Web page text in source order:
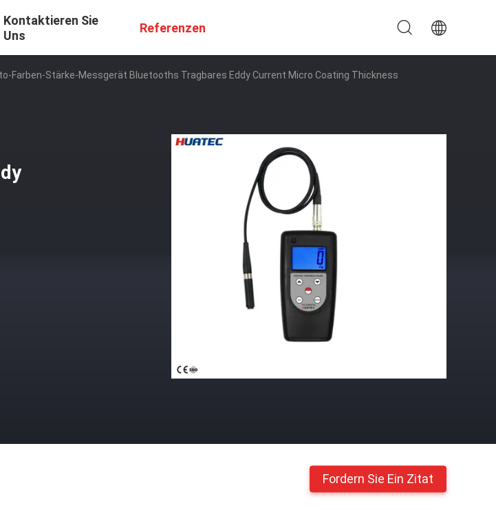
Kontaktieren Sie
Uns
Referenzen
Farben-Stärke-Messgerät Bluetooths Tragbares Eddy Current Micro Coating Thickness
Fordern Sie Ein Zitat